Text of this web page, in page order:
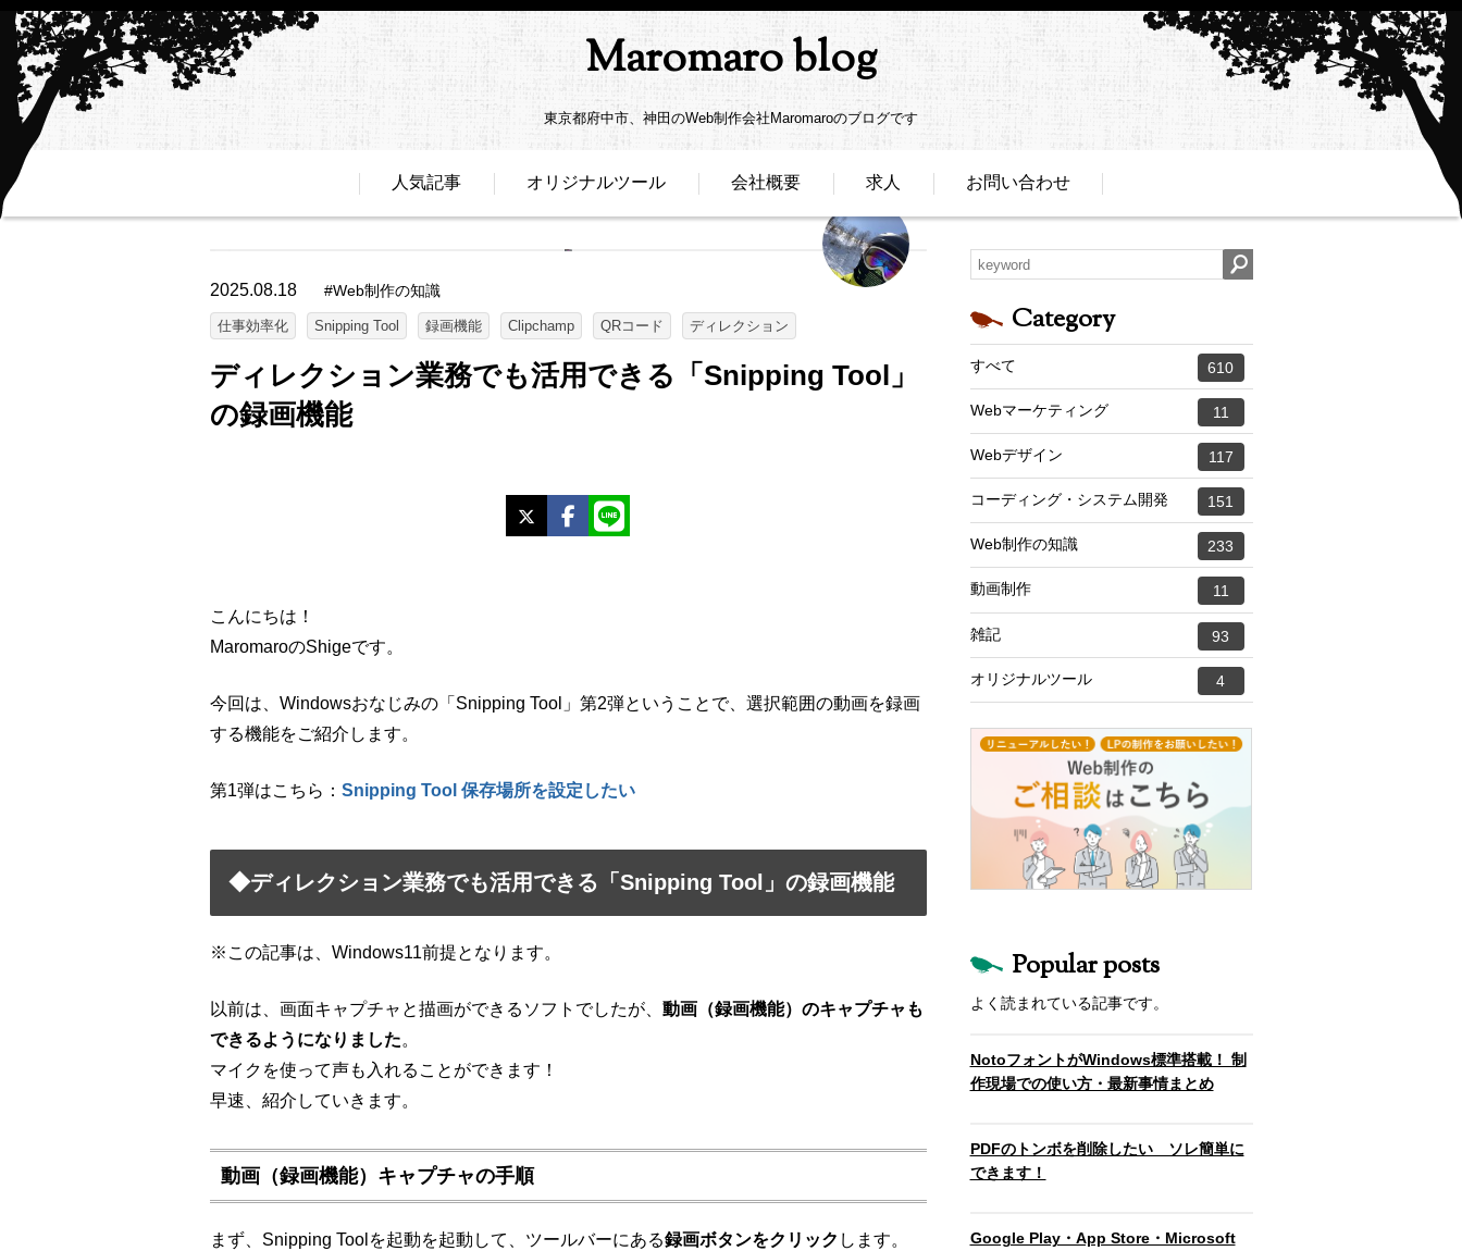
Maromaro blog
東京都府中市、神田のWeb制作会社Maromaroのブログです
人気記事 オリジナルツール 会社概要 求人 お問い合わせ
2025.08.18 #Web制作の知識
仕事効率化 Snipping Tool 録画機能 Clipchamp QRコード ディレクション
ディレクション業務でも活用できる「Snipping Tool」
の録画機能
Facebook
こんにちは！
MaromaroのShigeです。
今回は、Windowsおなじみの「Snipping Tool」第2弾ということで、選択範囲の動画を録画
する機能をご紹介します。
第1弾はこちら： Snipping Tool 保存場所を設定したい
◆ディレクション業務でも活用できる「Snipping Tool」の録画機能
※この記事は、Windows11前提となります。
以前は、画面キャプチャと描画ができるソフトでしたが、 動画（録画機能）のキャプチャも
できるようになりました。
マイクを使って声も入れることができます！
早速、紹介していきます。
動画（録画機能）キャプチャの手順
まず、Snipping Toolを起動を起動して、ツールバーにある録画ボタンをクリック します。
Category
すべて 610
Webマーケティング 11
Webデザイン 117
コーディング・システム開発 151
Web制作の知識 233
動画制作 11
雑記 93
オリジナルツール 4
Popular posts
よく読まれている記事です。
NotoフォントがWindows標準搭載！ 制
作現場での使い方・最新事情まとめ
PDFのトンボを削除したい ソレ簡単に
できます！
Google Play・App Store・Microsoft